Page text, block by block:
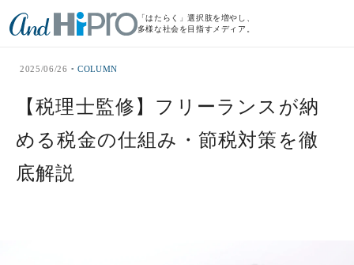
「はたらく」選択肢を増やし、
多様な社会を目指すメディア。
2025/06/26 COLUMN
【税理士監修】フリーランスが納
める税金の仕組み・節税対策を徹
底解説